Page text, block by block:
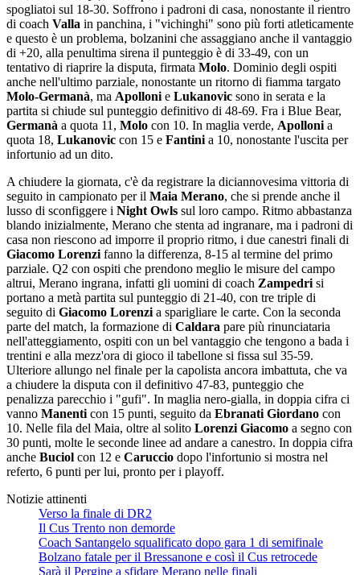
spogliatoi sul 18-30. Soffrono i padroni di casa, nonostante il rientro
di coach Valla in panchina, i "vichinghi" sono più forti atleticamente
e questo è un problema, bolzanini che assaggiano anche il vantaggio
di +20, alla penultima sirena il punteggio è di 33-49, con un
tentativo di riaprire la disputa, firmata Molo. Dominio degli ospiti
anche nell'ultimo parziale, nonostante un ritorno di fiamma targato
Molo-Germanà, ma Apolloni e Lukanovic sono in serata e la
partita si chiude sul punteggio definitivo di 48-69. Fra i Blue Bear,
Germanà a quota 11, Molo con 10. In maglia verde, Apolloni a
quota 18, Lukanovic con 15 e Fantini a 10, nonostante l'uscita per
infortunio ad un dito.
A chiudere la giornata, c'è da registrare la diciannovesima vittoria di
seguito in campionato per il Maia Merano, che si prende anche il
lusso di sconfiggere i Night Owls sul loro campo. Ritmo abbastanza
blando inizialmente, Merano che stenta ad ingranare, ma i padroni di
casa non riescono ad imporre il proprio ritmo, i due canestri finali di
Giacomo Lorenzi fanno la differenza, 8-15 al termine del primo
parziale. Q2 con ospiti che prendono meglio le misure del campo
altrui, Merano ingrana, infatti gli uomini di coach Zampedri si
portano a metà partita sul punteggio di 21-40, con tre triple di
seguito di Giacomo Lorenzi a sparigliare le carte. Con la seconda
parte del match, la formazione di Caldara pare più rinunciataria
nell'atteggiamento, ospiti con un bel vantaggio che tengono a bada i
trentini e alla mezz'ora di gioco il tabellone si fissa sul 35-59.
Ulteriore allungo nel finale per la capolista ancora imbattuta, che va
a chiudere la disputa con il definitivo 47-83, punteggio che
penalizza parecchio i "gufi". In maglia nero-gialla, in doppia cifra ci
vanno Manenti con 15 punti, seguito da Ebranati Giordano con
10. Nelle fila del Maia, oltre al solito Lorenzi Giacomo a segno con
30 punti, molte le seconde linee ad andare a canestro. In doppia cifra
anche Buciol con 12 e Caruccio dopo l'infortunio si mostra nel
referto, 6 punti per lui, pronto per i playoff.
Notizie attinenti
Verso la finale di DR2
Il Cus Trento non demorde
Coach Santangelo squalificato dopo gara 1 di semifinale
Bolzano fatale per il Bressanone e così il Cus retrocede
Sarà il Pergine a sfidare Merano nelle finali